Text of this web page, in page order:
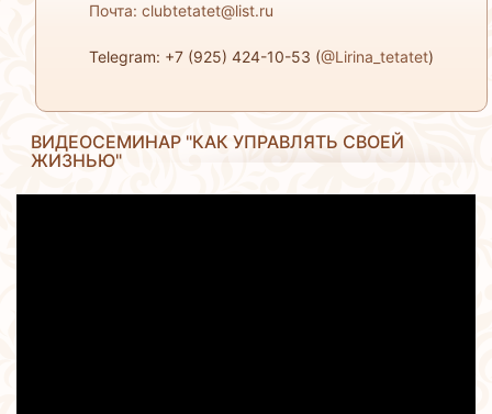
Почта: clubtetatet@list.ru
Telegram: +7 (925) 424-10-53 (@Lirina_tetatet)
ВИДЕОСЕМИНАР "КАК УПРАВЛЯТЬ СВОЕЙ
ЖИЗНЬЮ"